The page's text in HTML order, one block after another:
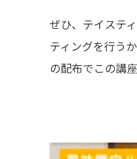
ぜひ、テイステ
ティングを行う
の配布でこの講